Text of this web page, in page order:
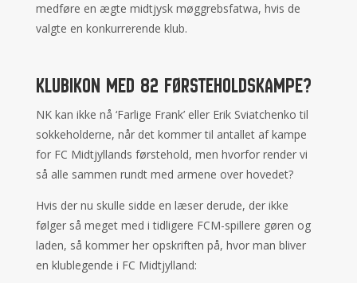
medføre en ægte midtjysk møggrebsfatwa, hvis de
valgte en konkurrerende klub.
Klubikon med 82 førsteholdskampe?
NK kan ikke nå ‘Farlige Frank’ eller Erik Sviatchenko til
sokkeholderne, når det kommer til antallet af kampe
for FC Midtjyllands førstehold, men hvorfor render vi
så alle sammen rundt med armene over hovedet?
Hvis der nu skulle sidde en læser derude, der ikke
følger så meget med i tidligere FCM-spillere gøren og
laden, så kommer her opskriften på, hvor man bliver
en klublegende i FC Midtjylland: